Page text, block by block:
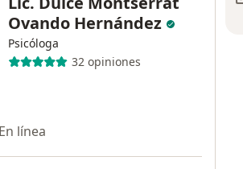
Ovando Hernández
Psicóloga
32 opiniones
En línea